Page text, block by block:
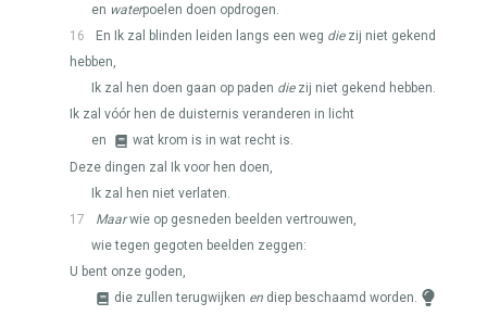
en waterpoelen doen opdrogen.
16
En Ik zal blinden leiden langs een weg diezij niet gekend
hebben,
Ik zal hen doen gaan op paden diezij niet gekend hebben.
Ik zal vóór hen de duisternis veranderen in licht
en
wat krom is in wat recht is.
Deze dingen zal Ik voor hen doen,
Ik zal hen niet verlaten.
17
Maarwie op gesneden beelden vertrouwen,
wie tegen gegoten beelden zeggen:
U bent onze goden,
die zullen terugwijken en diep beschaamd worden.